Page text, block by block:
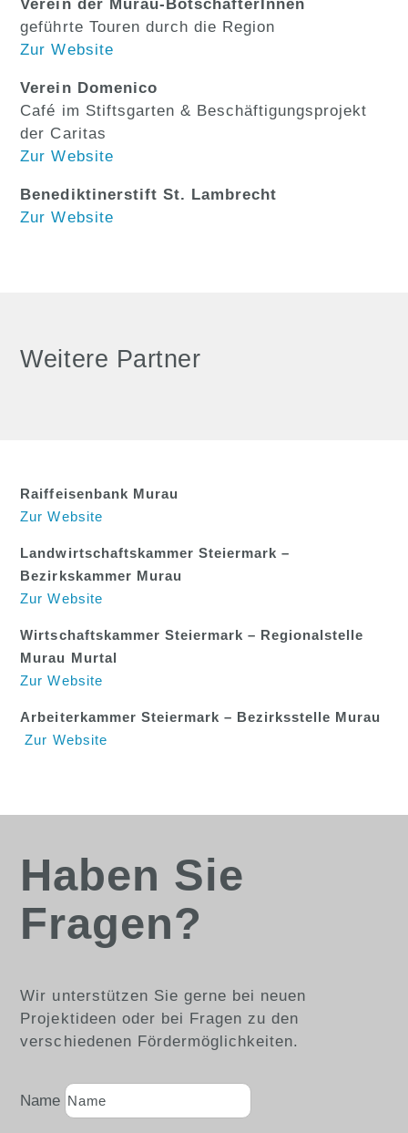
Verein der Murau-BotschafterInnen
geführte Touren durch die Region
Zur Website
Verein Domenico
Café im Stiftsgarten & Beschäftigungsprojekt
der Caritas
Zur Website
Benediktinerstift St. Lambrecht
Zur Website
Weitere Partner
Raiffeisenbank Murau
Zur Website
Landwirtschaftskammer Steiermark –
Bezirkskammer Murau
Zur Website
Wirtschaftskammer Steiermark – Regionalstelle
Murau Murtal
Zur Website
Arbeiterkammer Steiermark – Bezirksstelle Murau
Zur Website
Haben Sie
Fragen?
Wir unterstützen Sie gerne bei neuen
Projektideen oder bei Fragen zu den
verschiedenen Fördermöglichkeiten.
Name